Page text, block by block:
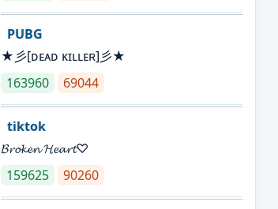
PUBG
★彡[ᴅᴇᴀᴅ ᴋɪʟʟᴇʀ]彡★
163960
69044
tiktok
𝓑𝓻𝓸𝓴𝓮𝓷 𝓗𝓮𝓪𝓻𝓽♡
159625
90260